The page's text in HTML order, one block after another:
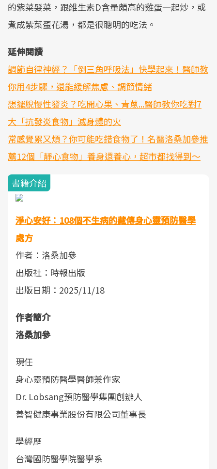
的紫菜髮菜，跟維生素D含量頗高的雞蛋一起炒，或
煮成紫菜蛋花湯，都是很聰明的吃法。
延伸閱讀
調節自律神經？「倒三角呼吸法」快學起來！醫師教
你用4步驟，還能緩解焦慮、調節情緒
想擺脫慢性發炎？吃開心果、青蔥...醫師教你吃對7
大「抗發炎食物」滅身體的火
常感覺累又煩？你可能吃錯食物了！名醫洛桑加參推
薦12個「靜心食物」養身還養心，超市都找得到～
書籍介紹
淨心安好：108個不生病的藏傳身心靈預防醫學
處方
作者：洛桑加參
出版社：時報出版
出版日期：2025/11/18
作者簡介
洛桑加參
現任
身心靈預防醫學醫師兼作家
Dr. Lobsang預防醫學集團創辦人
善智健康事業股份有限公司董事長
學經歷
台灣國防醫學院醫學系